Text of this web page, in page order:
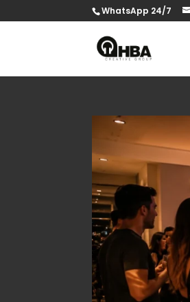
WhatsApp 24/7